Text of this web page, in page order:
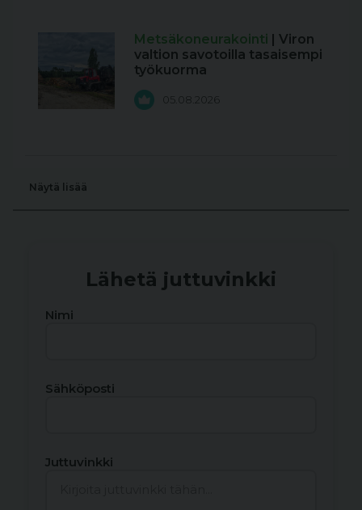
Metsäkoneurakointi | Viron
valtion savotoilla tasaisempi
työkuorma
05.08.2026
Näytä lisää
Lähetä juttuvinkki
Nimi
Sähköposti
Juttuvinkki